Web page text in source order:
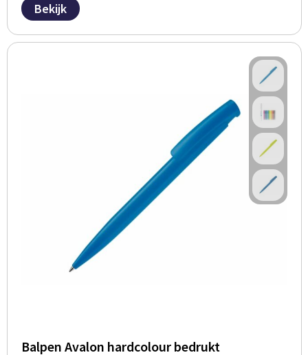
Bekijk
Balpen Avalon hardcolour bedrukt